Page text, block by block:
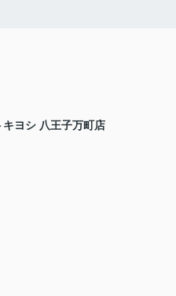
キヨシ 八王子万町店